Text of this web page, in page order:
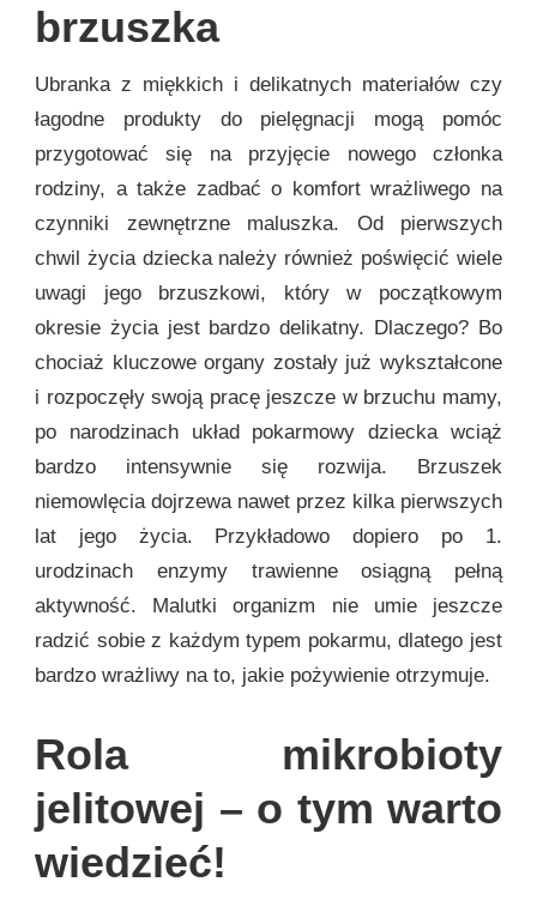
brzuszka
Ubranka z miękkich i delikatnych materiałów czy
łagodne produkty do pielęgnacji mogą pomóc
przygotować się na przyjęcie nowego członka
rodziny, a także zadbać o komfort wrażliwego na
czynniki zewnętrzne maluszka. Od pierwszych
chwil życia dziecka należy również poświęcić wiele
uwagi jego brzuszkowi, który w początkowym
okresie życia jest bardzo delikatny. Dlaczego? Bo
chociaż kluczowe organy zostały już wykształcone
i rozpoczęły swoją pracę jeszcze w brzuchu mamy,
po narodzinach układ pokarmowy dziecka wciąż
bardzo intensywnie się rozwija. Brzuszek
niemowlęcia dojrzewa nawet przez kilka pierwszych
lat jego życia. Przykładowo dopiero po 1.
urodzinach enzymy trawienne osiągną pełną
aktywność. Malutki organizm nie umie jeszcze
radzić sobie z każdym typem pokarmu, dlatego jest
bardzo wrażliwy na to, jakie pożywienie otrzymuje.
Rola mikrobioty
jelitowej – o tym warto
wiedzieć!